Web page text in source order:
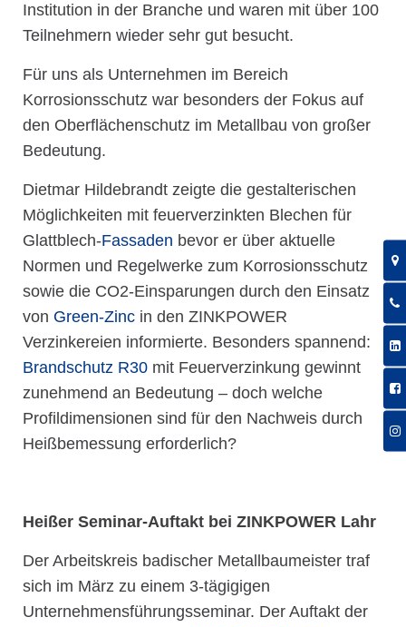
Institution in der Branche und waren mit über 100
Teilnehmern wieder sehr gut besucht.
Für uns als Unternehmen im Bereich
Korrosionsschutz war besonders der Fokus auf
den Oberflächenschutz im Metallbau von großer
Bedeutung.
Dietmar Hildebrandt zeigte die gestalterischen
Möglichkeiten mit feuerverzinkten Blechen für
Glattblech-Fassaden bevor er über aktuelle
Normen und Regelwerke zum Korrosionsschutz
sowie die CO2-Einsparungen durch den Einsatz
von Green-Zinc in den ZINKPOWER
Verzinkereien informierte. Besonders spannend:
Brandschutz R30 mit Feuerverzinkung gewinnt
zunehmend an Bedeutung – doch welche
Profildimensionen sind für den Nachweis durch
Heißbemessung erforderlich?
Heißer Seminar-Auftakt bei ZINKPOWER Lahr
Der Arbeitskreis badischer Metallbaumeister traf
sich im März zu einem 3-tägigigen
Unternehmensführungsseminar. Der Auftakt der